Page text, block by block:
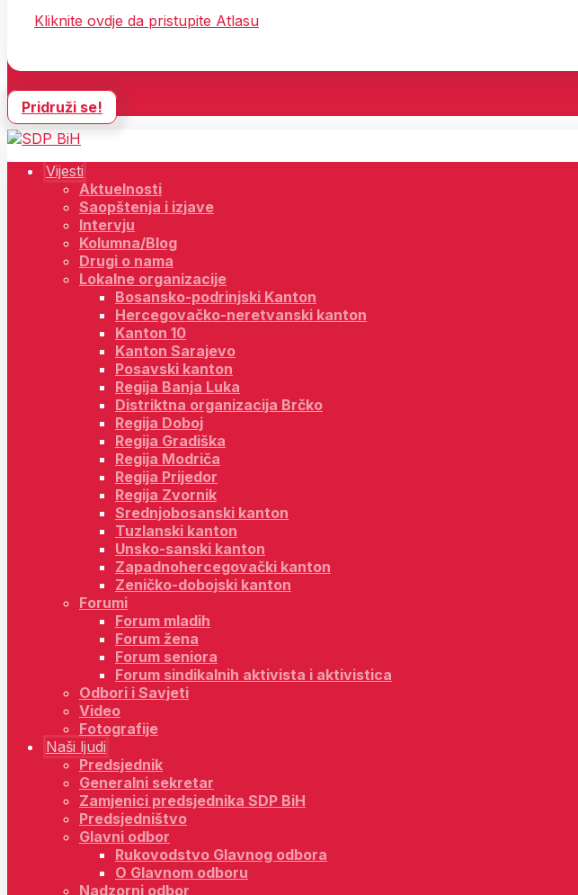
Kliknite ovdje da pristupite Atlasu
Pridruži se!
Vijesti
Aktuelnosti
Saopštenja i izjave
Intervju
Kolumna/Blog
Drugi o nama
Lokalne organizacije
Bosansko-podrinjski Kanton
Hercegovačko-neretvanski kanton
Kanton 10
Kanton Sarajevo
Posavski kanton
Regija Banja Luka
Distriktna organizacija Brčko
Regija Doboj
Regija Gradiška
Regija Modriča
Regija Prijedor
Regija Zvornik
Srednjobosanski kanton
Tuzlanski kanton
Unsko-sanski kanton
Zapadnohercegovački kanton
Zeničko-dobojski kanton
Forumi
Forum mladih
Forum žena
Forum seniora
Forum sindikalnih aktivista i aktivistica
Odbori i Savjeti
Video
Fotografije
Naši ljudi
Predsjednik
Generalni sekretar
Zamjenici predsjednika SDP BiH
Predsjedništvo
Glavni odbor
Rukovodstvo Glavnog odbora
O Glavnom odboru
Nadzorni odbor